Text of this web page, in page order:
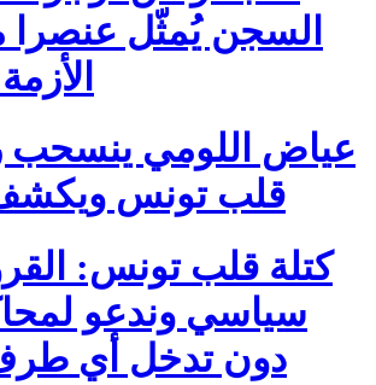
السجن يُمثّل عنصرا
عياض اللومي ينسحب
قلب تونس
كتلة قلب تونس:
سياسي وندعو
دون تدخل أي